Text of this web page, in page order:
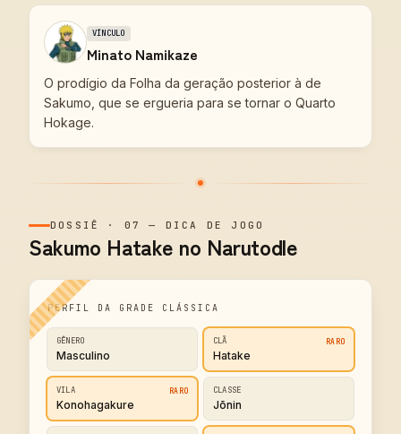
VÍNCULO
Minato Namikaze
O prodígio da Folha da geração posterior à de
Sakumo, que se ergueria para se tornar o Quarto
Hokage.
DOSSIÊ · 07 — DICA DE JOGO
Sakumo Hatake no Narutodle
PERFIL DA GRADE CLÁSSICA
GÊNERO
Masculino
CLÃ RARO
Hatake
VILA RARO
Konohagakure
CLASSE
Jōnin